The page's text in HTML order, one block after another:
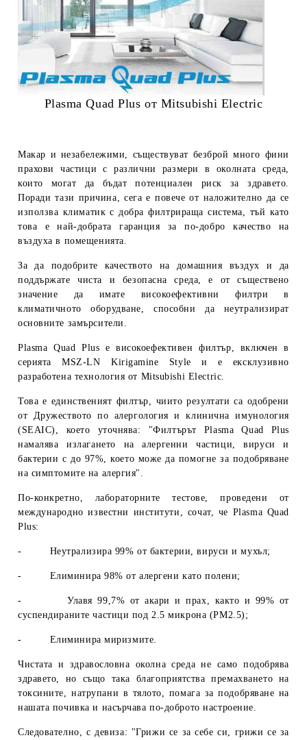
Plasma Quad Plus oт Mitsubishi Electric
Макар и незабележими, съществуват безброй много фини
прахови частици с различни размери в околната среда,
които могат да бъдат потенциален риск за здравето.
Поради тази причина, сега е повече от наложително да се
използва климатик с добра филтрираща система, тъй като
това е най-добрата гаранция за по-добро качество на
въздуха в помещенията.
За да подобрите качеството на домашния въздух и да
поддържате чиста и безопасна среда, е от съществено
значение да имате високоефективни филтри в
климатичното оборудване, способни да неутрализират
основните замърсители.
Plasma Quad Plus е високоефективен филтър, включен в
серията MSZ-LN Kirigamine Style и е ексклузивно
разработена технология от Mitsubishi Electric.
Това е единственият филтър, чиито резултати са одобрени
от Дружеството по алергология и клинична имунология
(SEAIC), което уточнява: "Филтърът Plasma Quad Plus
намалява излагането на алергенни частици, вируси и
бактерии с до 97%, което може да помогне за подобряване
на симптомите на алергия".
По-конкретно, лабораторните тестове, проведени от
международно известни институти, сочат, че Plasma Quad
Plus:
- Неутрализира 99% от бактерии, вируси и мухъл;
- Елиминира 98% от алергени като полени;
-Улавя 99,7% от акари и прах, както и 99% от
суспендираните частици под 2.5 микрона (PM2.5);
- Елиминира миризмите.
Чистата и здравословна околна среда не само подобрява
здравето, но също така благоприятства премахването на
токсините, натрупани в тялото, помага за подобряване на
нашата почивка и насърчава по-доброто настроение.
Следователно, с девиза: "Грижи се за себе си, грижи се за